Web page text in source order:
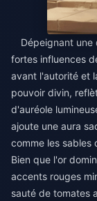
Dépeignant
fortes influences
avant l'autorité et
pouvoir divin,
d'auréole
ajoute une aura
comme les sables
Bien que l'or
accents rouges
sauté de tomates